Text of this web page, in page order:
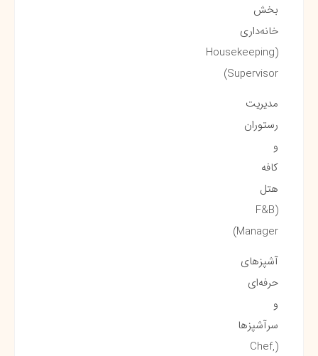
بخش
خانه‌داری
(Housekeeping
Supervisor)
مدیریت
رستوران
و
کافه
هتل
(F&B
Manager)
آشپزهای
حرفه‌ای
و
سرآشپزها
(Chef,